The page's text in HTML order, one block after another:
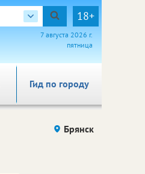
18+
7 августа 2026 г.
пятница
Гид по городу
Брянск